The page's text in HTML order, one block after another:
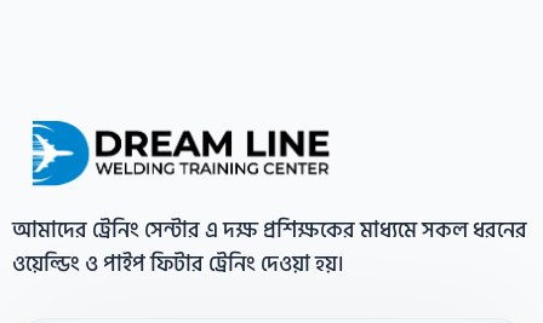
আমাদের ট্রেনিং সেন্টার এ দক্ষ প্রশিক্ষকের মাধ্যমে সকল ধরনের
ওয়েল্ডিং ও পাইপ ফিটার ট্রেনিং দেওয়া হয়।